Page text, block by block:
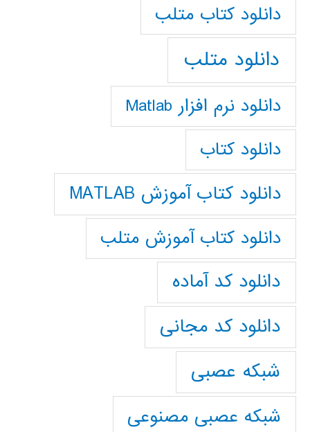
دانلود كتاب متلب
دانلود متلب
دانلود نرم افزار Matlab
دانلود کتاب
دانلود کتاب آموزش MATLAB
دانلود کتاب آموزش متلب
دانلود کد آماده
دانلود کد مجانی
شبکه عصبی
شبکه عصبی مصنوعی